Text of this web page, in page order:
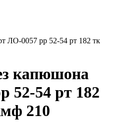
ЛО-0057 рр 52-54 рт 182 тк
капюшона
52-54 рт 182
210